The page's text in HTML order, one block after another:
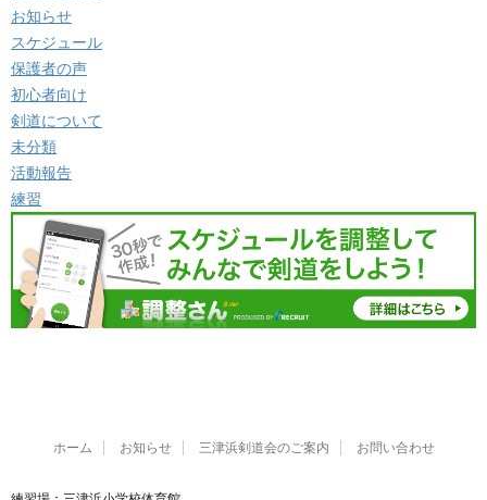
お知らせ
スケジュール
保護者の声
初心者向け
剣道について
未分類
活動報告
練習
ホーム お知らせ 三津浜剣道会のご案内 お問い合わせ